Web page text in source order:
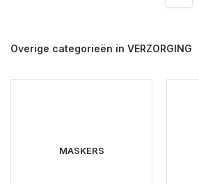
Overige categorieën in VERZORGING
MASKERS